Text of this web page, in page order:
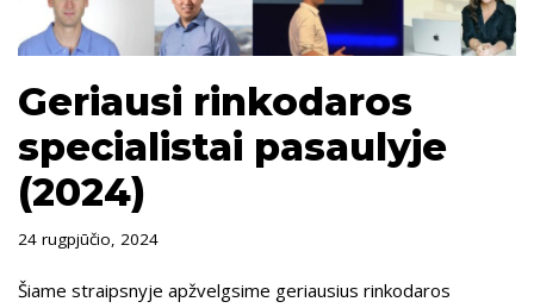
Geriausi rinkodaros
specialistai pasaulyje
(2024)
24 rugpjūčio, 2024
Šiame straipsnyje apžvelgsime geriausius rinkodaros